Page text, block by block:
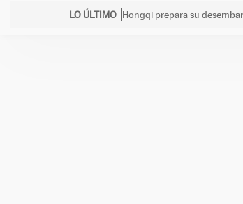
LO ÚLTIMO Hongqi prepara su